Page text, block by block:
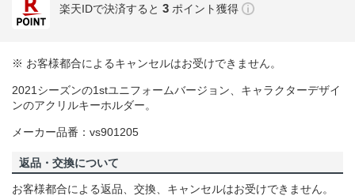
楽天IDで決済すると 3 ポイント獲得
※ お客様都合によるキャンセルはお受けできません。
2021シーズンの1stユニフォームバージョン、キャラクターデザイ
ンのアクリルキーホルダー。
メーカー品番：vs901205
返品・交換について
お客様都合による返品、交換、キャンセルはお受けできません。